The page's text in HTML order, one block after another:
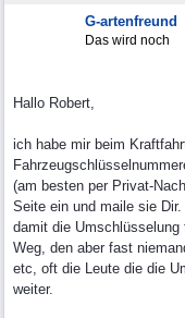
G-artenfreund
Das wird noch
Hallo Robert,
ich habe mir beim
(am besten per Privat-
Seite ein und maile sie
damit die
Weg, den aber fast
etc, oft die Leute die die
weiter.